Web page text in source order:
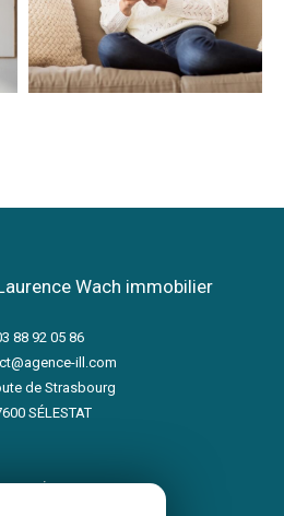
Wach immobilier
88 92 05 86
ill.com
de Strasbourg
SÉLESTAT
suivre sur